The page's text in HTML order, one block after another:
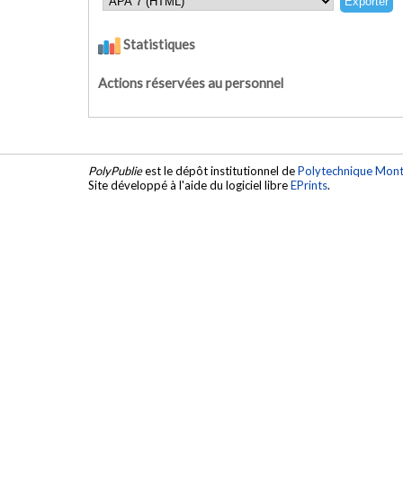
Statistiques
Actions réservées au personnel
PolyPublieest le dépôt institutionnel dePolytechnique
Site développé à l'aide du logiciel libreEPrints.